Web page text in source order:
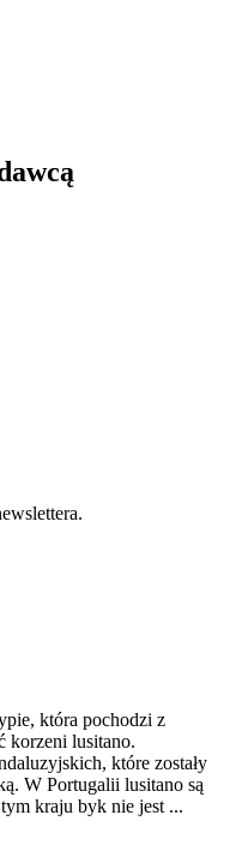
która pochodzi z
korzeni lusitano.
które zostały
W Portugalii lusitano są
kraju byk nie jest ...